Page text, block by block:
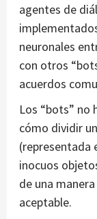
agentes de
neuronales
con otros
acuerdos
Los “bots” no
cómo dividir
(representada
inocuos
de una
aceptable.